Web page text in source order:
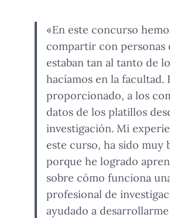
«En este concurso
compartir con personas
estaban tan al tanto de
hacíamos en la facultad.
proporcionado, a los
datos de los platillos
investigación. Mi
este curso, ha sido muy
porque he logrado
sobre cómo funciona
profesional de
ayudado a